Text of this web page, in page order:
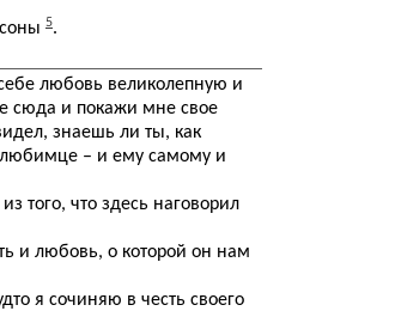
5.
любовь великолепную и
сюда и покажи мне свое
знаешь ли ты, как
– и ему самому и
того, что здесь наговорил
и любовь, о которой он нам
я сочиняю в честь своего